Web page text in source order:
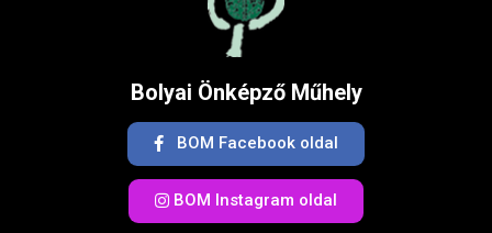
Bolyai Önképző Műhely
BOM Facebook oldal
BOM Instagram oldal